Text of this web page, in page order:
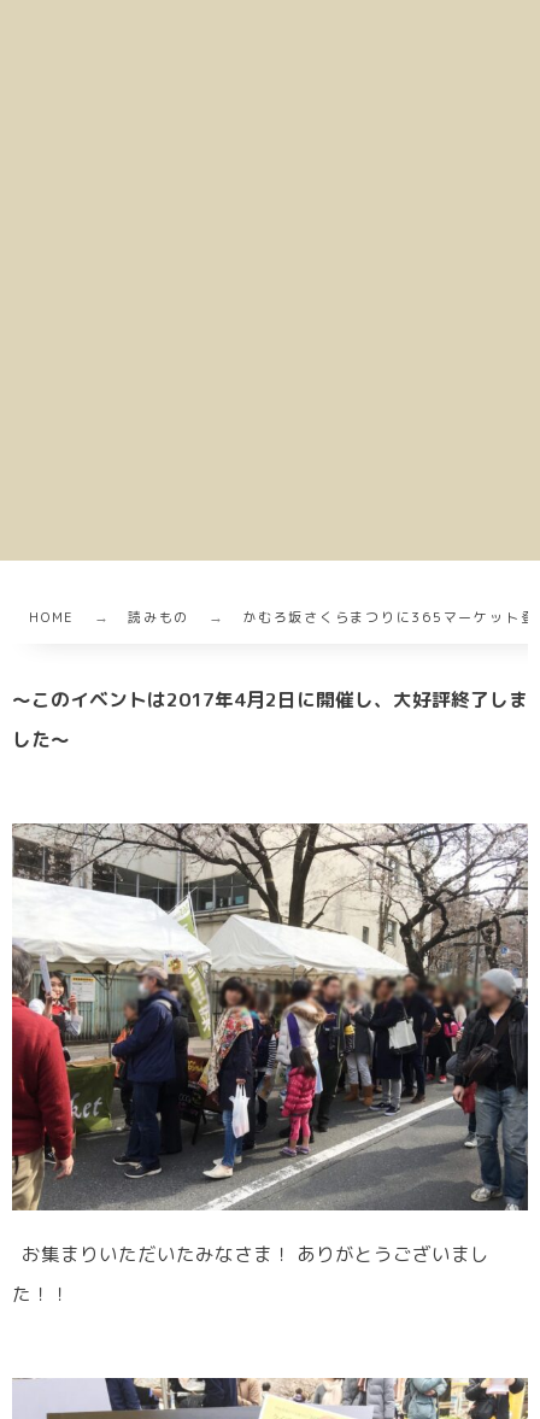
HOME 読みもの かむろ坂さくらまつりに365マーケット
〜このイベントは2017年4月2日に開催し、大好評終了しま
した〜
お集まりいただいたみなさま！ ありがとうございまし
た！！